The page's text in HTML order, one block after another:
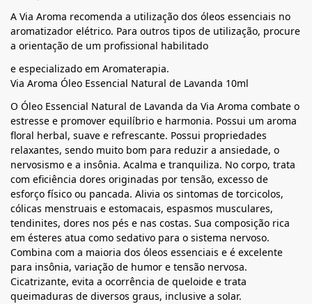
A Via Aroma recomenda a utilização dos óleos essenciais no
aromatizador elétrico. Para outros tipos de utilização, procure
a orientação de um profissional habilitado
e especializado em Aromaterapia.
Via Aroma Óleo Essencial Natural de Lavanda 10ml
O Óleo Essencial Natural de Lavanda da Via Aroma combate o
estresse e promover equilíbrio e harmonia. Possui um aroma
floral herbal, suave e refrescante. Possui propriedades
relaxantes, sendo muito bom para reduzir a ansiedade, o
nervosismo e a insônia. Acalma e tranquiliza. No corpo, trata
com eficiência dores originadas por tensão, excesso de
esforço físico ou pancada. Alivia os sintomas de torcicolos,
cólicas menstruais e estomacais, espasmos musculares,
tendinites, dores nos pés e nas costas. Sua composição rica
em ésteres atua como sedativo para o sistema nervoso.
Combina com a maioria dos óleos essenciais e é excelente
para insônia, variação de humor e tensão nervosa.
Cicatrizante, evita a ocorrência de queloide e trata
queimaduras de diversos graus, inclusive a solar.